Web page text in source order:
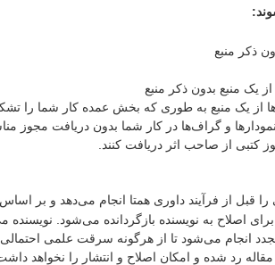
:
ذکر منبع
یک منبع بدون ذکر منبع
از یک منبع به طوری که بخش عمده کار شما را
نمودارها و گراف‌ها در کار شما بدون دریافت
کتبی از صاحب اثر دریافت کنند.
از فرآیند داوری همتا انجام می‌دهد و بر
برای اصلاح به نویسنده بازگردانده می‌شود.
انجام می‌شود تا از هرگونه سرقت علمی
مقاله رد شده و امکان اصلاح و انتشار را نخواهد